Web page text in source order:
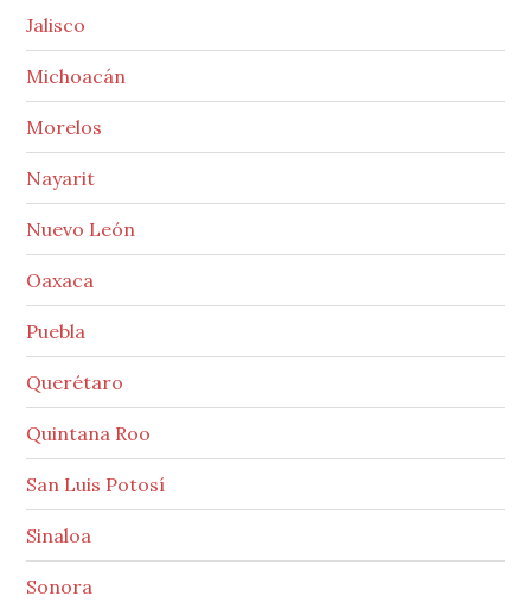
Jalisco
Michoacán
Morelos
Nayarit
Nuevo León
Oaxaca
Puebla
Querétaro
Quintana Roo
San Luis Potosí
Sinaloa
Sonora